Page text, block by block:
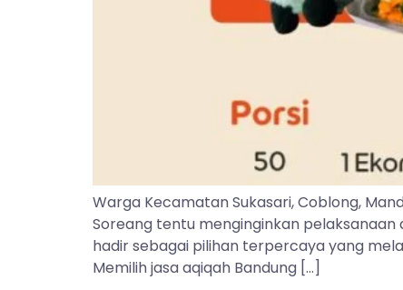
Warga Kecamatan Sukasari, Coblong,
Soreang tentu menginginkan pelaksanaan
hadir sebagai pilihan terpercaya yang
Memilih jasa aqiqah Bandung […]